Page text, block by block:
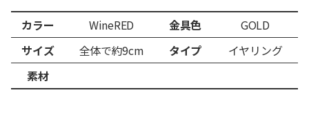
カラー WineRED 金具色
GOLD
サイズ
全体で約9cm タイプ
イヤリング
素材